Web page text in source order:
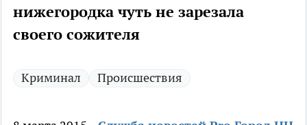
нижегородка чуть не зарезала
своего сожителя
Криминал Происшествия